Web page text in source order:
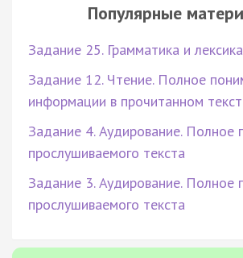
Популярные
Задание 25. Грамматика и лексика
Задание 12. Чтение. Полное
информации в прочитанном
Задание 4. Аудирование. Полное
прослушиваемого текста
Задание 3. Аудирование. Полное
прослушиваемого текста